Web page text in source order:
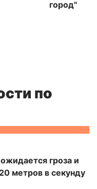
город"
по
гроза и
метров в секунду